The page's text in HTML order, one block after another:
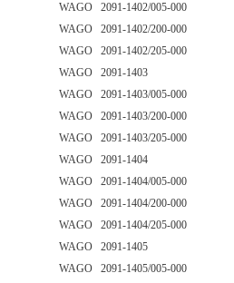
WAGO 2091-1402/005-000
WAGO 2091-1402/200-000
WAGO 2091-1402/205-000
WAGO 2091-1403
WAGO 2091-1403/005-000
WAGO 2091-1403/200-000
WAGO 2091-1403/205-000
WAGO 2091-1404
WAGO 2091-1404/005-000
WAGO 2091-1404/200-000
WAGO 2091-1404/205-000
WAGO 2091-1405
WAGO 2091-1405/005-000